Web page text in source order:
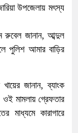
উপজেলায় মৎস্য
রুবেল জানান, আব্দুল
পুলিশ আমার বাড়ির
জানান, ব্যাংক
মামলায় গ্রেফতার
মাধ্যমে কারাগারে